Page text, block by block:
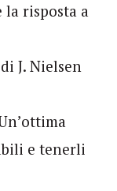
risposta a
J. Nielsen
e tenerli